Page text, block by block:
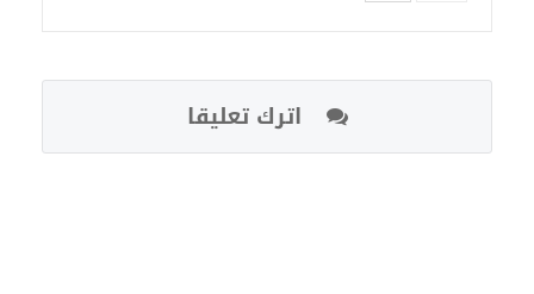
اترك تعليقا